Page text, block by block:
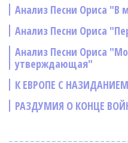
Анализ Песни Ориса
Анализ Песни Ориса
Анализ Песни Ориса
утверждающая"
К ЕВРОПЕ С
РАЗДУМИЯ О КОНЦЕ